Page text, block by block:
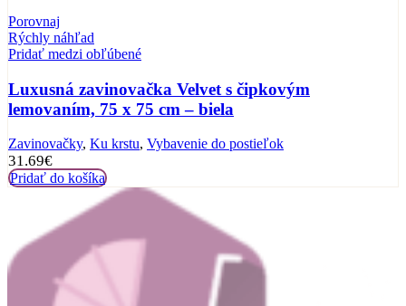
Porovnaj
Rýchly náhľad
Pridať medzi obľúbené
Luxusná zavinovačka Velvet s čipkovým
lemovaním, 75 x 75 cm – biela
Zavinovačky, Ku krstu, Vybavenie do postieľok
31.69€
Pridať do košíka